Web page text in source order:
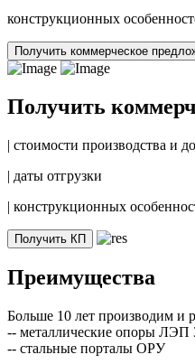
конструкционных
Получить коммерческое
Получить
| стоимости производства и
| даты отгрузки
| конструкционных
Получить КП
Преимущества
Больше 10 лет производим и
-- металлические опоры ЛЭП
-- стальные порталы ОРУ